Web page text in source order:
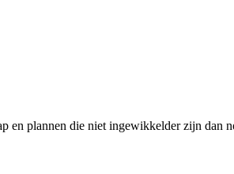
en plannen die niet ingewikkelder zijn dan